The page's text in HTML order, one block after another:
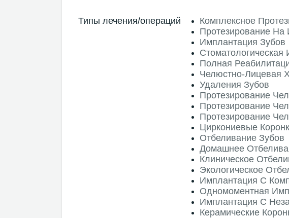
Типы лечения/операций
Комплексное
Протезирование На
Имплантация Зубов
Стоматологическая
Полная
Челюстно-Лицевая
Удаления Зубов
Протезирование
Протезирование
Протезирование
Циркониевые
Отбеливание Зубов
Домашнее
Клиническое
Экологическое
Имплантация С
Одномоментная
Имплантация С
Керамические